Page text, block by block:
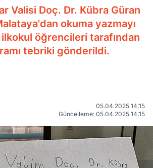
Valisi Doç. Dr. Kübra Güran
okuma yazmayı
öğrencileri tarafından
tebriki gönderildi.
05.04.2025 14:15
Güncelleme: 05.04.2025 14:15